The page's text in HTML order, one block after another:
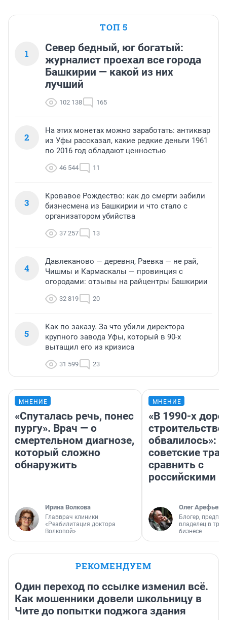
ТОП 5
1
Север бедный, юг богатый:
журналист проехал все города
Башкирии — какой из них
лучший
102 138 165
2
На этих монетах можно заработать: антиквар
из Уфы рассказал, какие редкие деньги 1961
по 2016 год обладают ценностью
46 544 11
3
Кровавое Рождество: как до смерти забили
бизнесмена из Башкирии и что стало с
организатором убийства
37 257 13
4
Давлеканово — деревня, Раевка — не рай,
Чишмы и Кармаскалы — провинция с
огородами: отзывы на райцентры Башкирии
32 819 20
5
Как по заказу. За что убили директора
крупного завода Уфы, который в 90-х
вытащил его из кризиса
31 599 23
МНЕНИЕ
«Спуталась речь, понес
пургу». Врач — о
смертельном диагнозе,
который сложно
обнаружить
Ирина Волкова
Главврач клиники
«Реабилитация доктора
Волковой»
МНЕНИЕ
«В 1990-х
строительство
обвалилось»:
советские
сравнить с
российскими
Олег Арефьев
Блогер,
владелец в
бизнесе
РЕКОМЕНДУЕМ
Один переход по ссылке изменил всё.
Как мошенники довели школьницу в
Чите до попытки поджога здания